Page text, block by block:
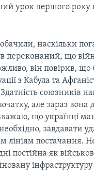
урок першого року
наскільки
переконаний, що
він повірив,
з Кабула та
союзників
але зараз
що українці
завдавати
лініям постачання.
постійна як